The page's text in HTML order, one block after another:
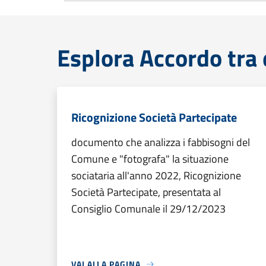
Esplora Accordo
Ricognizione Società Partecipate
documento che analizza i fabbisogni del
Comune e "fotografa" la situazione
sociataria all'anno 2022, Ricognizione
Società Partecipate, presentata al
Consiglio Comunale il 29/12/2023